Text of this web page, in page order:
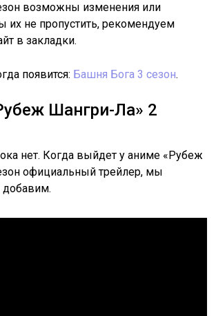
возможны изменения или
их не пропустить, рекомендуем
в закладки.
появится: Башня Бога 3 сезон.
Шангри-Ла» 2
нет. Когда выйдет у аниме «Рубеж
официальный трейлер, мы
добавим.